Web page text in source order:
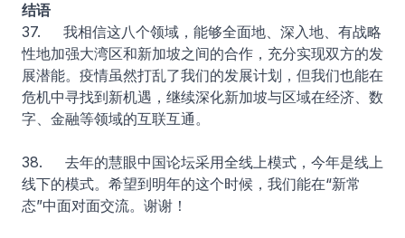
结语
37. 我相信这八个领域，能够全面地、深入地、有战略
性地加强大湾区和新加坡之间的合作，充分实现双方的发
展潜能。疫情虽然打乱了我们的发展计划，但我们也能在
危机中寻找到新机遇，继续深化新加坡与区域在经济、数
字、金融等领域的互联互通。
38. 去年的慧眼中国论坛采用全线上模式，今年是线上
线下的模式。希望到明年的这个时候，我们能在“新常
态”中面对面交流。谢谢！